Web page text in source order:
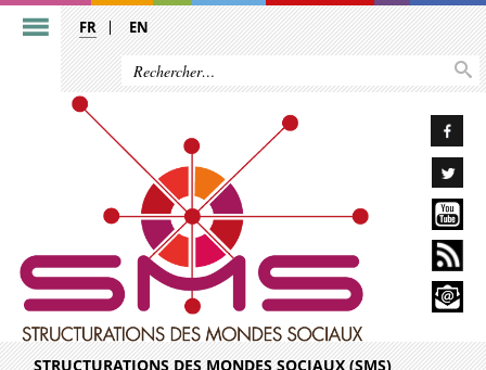
FR EN
STRUCTURATIONS DES MONDES SOCIAUX (SMS)